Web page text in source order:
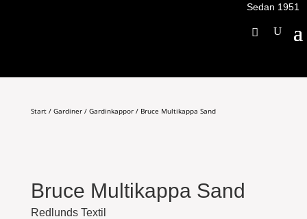
Sedan 1951
Start/ Gardiner/ Gardinkappor/ Bruce Multikappa Sand
Bruce Multikappa Sand
Redlunds Textil